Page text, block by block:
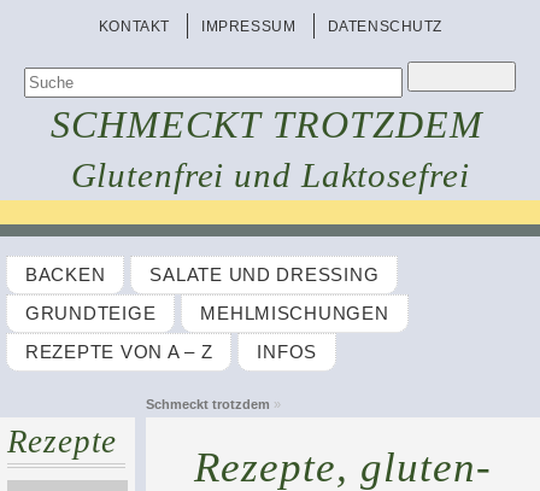
KONTAKT IMPRESSUM DATENSCHUTZ
SCHMECKT TROTZDEM
Glutenfrei und Laktosefrei
BACKEN
SALATE UND DRESSING
GRUNDTEIGE
MEHLMISCHUNGEN
REZEPTE VON A – Z
INFOS
Schmeckt trotzdem »
Rezepte
Rezepte, gluten-